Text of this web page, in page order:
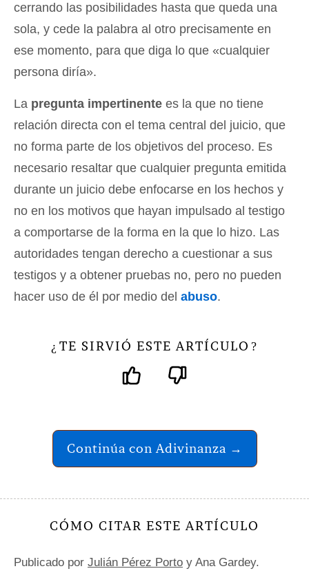
cerrando las posibilidades hasta que queda una
sola, y cede la palabra al otro precisamente en
ese momento, para que diga lo que «cualquier
persona diría».
La pregunta impertinente es la que no tiene
relación directa con el tema central del juicio, que
no forma parte de los objetivos del proceso. Es
necesario resaltar que cualquier pregunta emitida
durante un juicio debe enfocarse en los hechos y
no en los motivos que hayan impulsado al testigo
a comportarse de la forma en la que lo hizo. Las
autoridades tengan derecho a cuestionar a sus
testigos y a obtener pruebas no, pero no pueden
hacer uso de él por medio del abuso.
¿ TE SIRVIÓ ESTE ARTÍCULO ?
Continúa con Adivinanza →
CÓMO CITAR ESTE ARTÍCULO
Publicado por Julián Pérez Porto y Ana Gardey.